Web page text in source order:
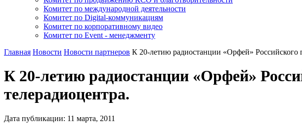
Комитет по международной деятельности
Комитет по Digital-коммуникациям
Комитет по корпоративному видео
Комитет по Event - менеджменту
Главная Новости Новости партнеров К 20-летию радиостанции «Орфей» Российского
К 20-летию радиостанции «Орфей»
телерадиоцентра.
Дата публикации: 11 марта, 2011